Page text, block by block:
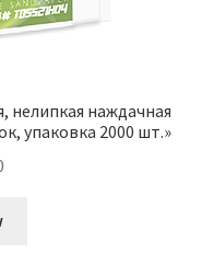
нелипкая наждачная
упаковка 2000 шт.»